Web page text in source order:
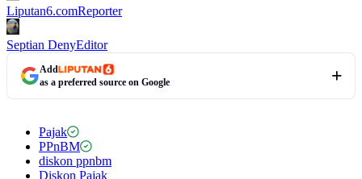
Liputan6.comReporter
Septian DenyEditor
Add
as a preferred source on Google
Pajak
PPnBM
diskon ppnbm
Diskon Pajak